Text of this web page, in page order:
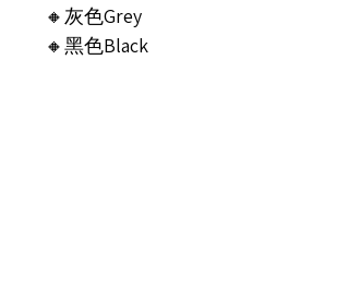
🔸灰色Grey
🔸黑色Black